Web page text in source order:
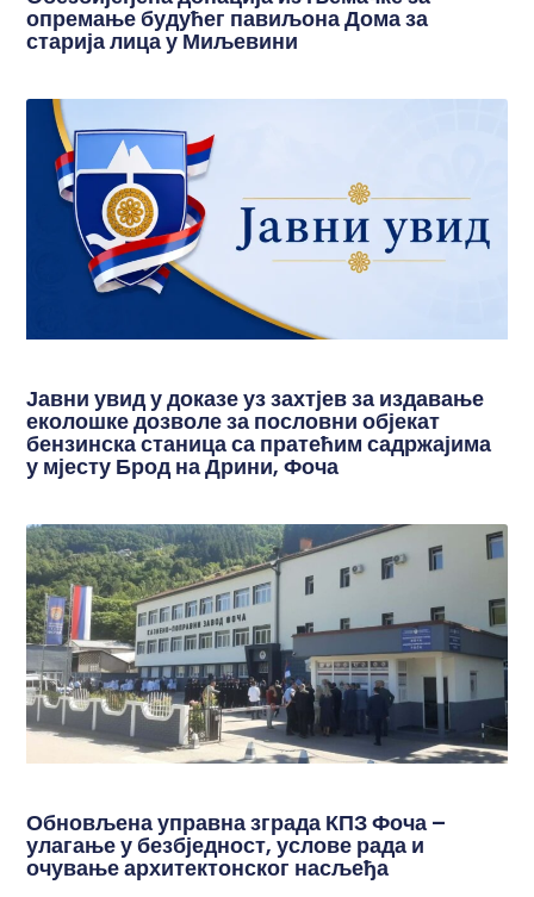
опремање будућег павиљона Дома за
старија лица у Миљевини
Јавни увид у доказе уз захтјев за издавање
еколошке дозволе за пословни објекат
бензинска станица са пратећим садржајима
у мјесту Брод на Дрини, Фоча
Обновљена управна зграда КПЗ Фоча –
улагање у безбједност, услове рада и
очување архитектонског насљеђа